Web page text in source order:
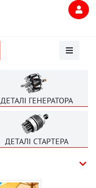
ДЕТАЛІ ГЕНЕРАТОРА
ДЕТАЛІ СТАРТЕРА